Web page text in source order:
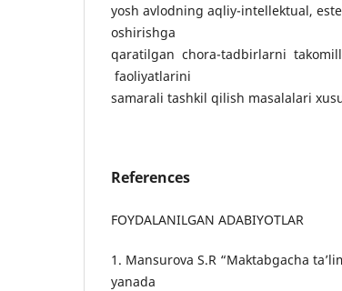
yosh avlodning aqliy-intellektual,
oshirishga
qaratilgan chora-tadbirlarni
faoliyatlarini
samarali tashkil qilish masalalari
References
FOYDALANILGAN ADABIYOTLAR
1. Mansurova S.R “Maktabgacha
yanada